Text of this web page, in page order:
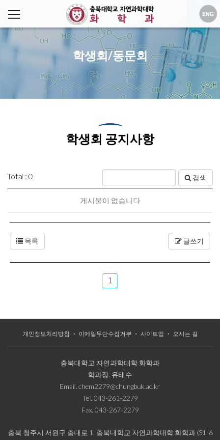
학생회/동문회
학생회 공지사항
Total : 0 검색
게시물이 없습니다
목록 글쓰기
1
개인정보처리방침 이메일무단수집거부 사이트맵 오시는 길
충북대학교 자연과학대학 화학과
학과장. 유태수
Email. chem2279@chungbuk.ac.kr
Tel. 043-261-2279
Fax. 043-267-2279
충북 청주시 서원구 충대로 1, 충북대학교 자연과학대학 화학과 (S1-6